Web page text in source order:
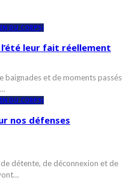
DU CORPS)
l’été leur fait réellement
baignades et de moments passés
DU CORPS)
nos défenses
détente, de déconnexion et de